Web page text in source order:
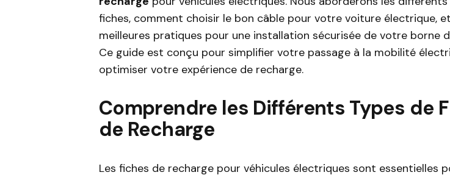
fiches, comment choisir le bon câble pour votre voiture électrique,
meilleures pratiques pour une installation sécurisée de votre borne
Ce guide est conçu pour simplifier votre passage à la mobilité
optimiser votre expérience de recharge.
Comprendre les Différents Types de
de Recharge
Les fiches de recharge pour véhicules électriques sont essentielles